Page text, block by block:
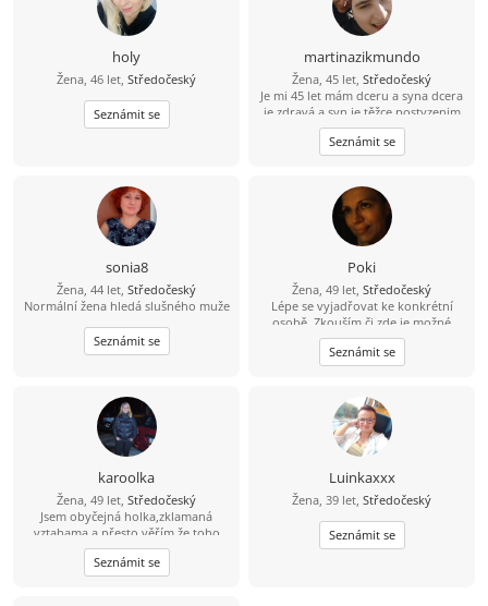
holy
Žena, 46 let, Středočeský
Seznámit se
martinazikmundo
Žena, 45 let, Středočeský
Je mi 45 let mám dceru a syna dcera
je zdravá a syn je těžce postyzenim
starám se o něj 24 hodin denně jinak
mám ráda výlety procházky kino
dojdu s někým na kafe ????
Seznámit se
sonia8
Žena, 44 let, Středočeský
Normální žena hledá slušného muže
Seznámit se
Poki
Žena, 49 let, Středočeský
Lépe se vyjadřovat ke konkrétní
osobě. Zkouším či zde je možné
poznat lidskou duši pro život?
Seznámit se
karoolka
Žena, 49 let, Středočeský
Jsem obyčejná holka,zklamaná
vztahama a přesto věřím,že toho
pravého jednou najdu.
Seznámit se
Luinkaxxx
Žena, 39 let, Středočeský
Seznámit se